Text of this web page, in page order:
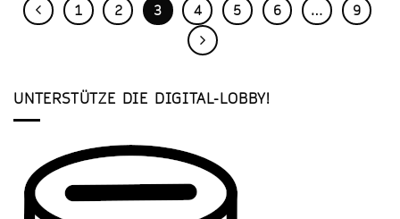
1 2 3 4 5 6 … 9
UNTERSTÜTZE DIE DIGITAL-LOBBY!